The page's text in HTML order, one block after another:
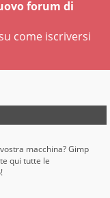
forum di
come iscriversi
macchina? Gimp
qui tutte le